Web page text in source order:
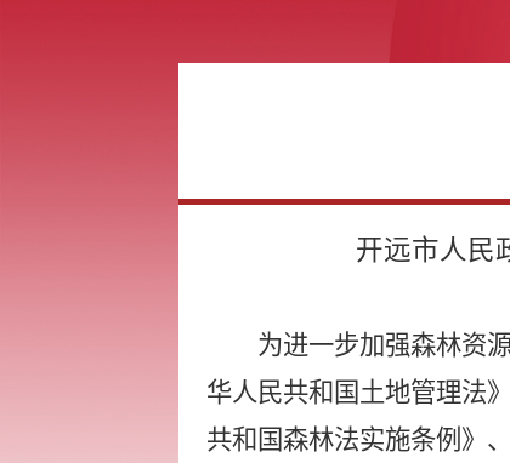
开远市人民
为进一步加强森林资
华人民共和国土地管理法
共和国森林法实施条例》